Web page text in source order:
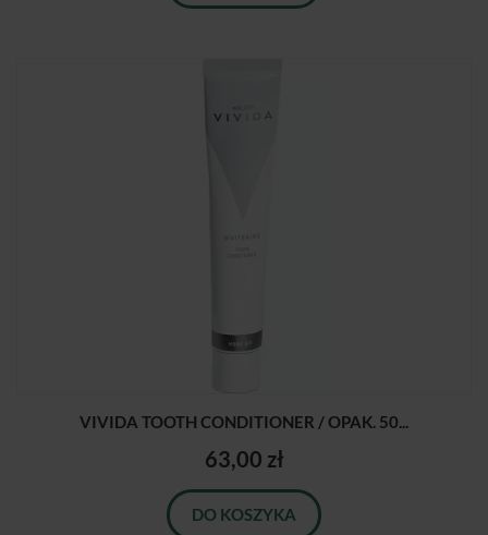
VIVIDA TOOTH CONDITIONER / OPAK. 50...
63,00 zł
DO KOSZYKA